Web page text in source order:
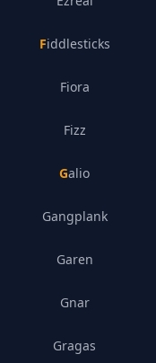
Fiddlesticks
Fiora
Fizz
Galio
Gangplank
Garen
Gnar
Gragas